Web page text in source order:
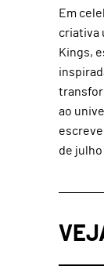
Em
criativa
Kings,
ao
de